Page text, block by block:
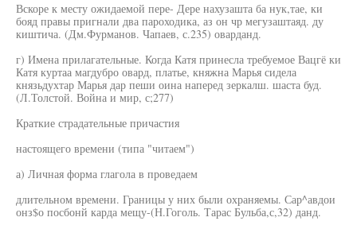
Вскоре к месту ожидаемой пере- Дере нахузашта ба нук,тае, ки
бояд правы пригнали два пароходика, аз он чр мегузаштаяд. ду
киштича. (Дм.Фурманов. Чапаев, с.235) оварданд.
г) Имена прилагательные. Когда Катя принесла требуемое Вацгё ки
Катя куртаа магдубро овард, платье, княжна Марья сидела
князьдухтар Марья дар пеши оина наперед зеркалш. шаста буд.
(Л.Толстой. Война и мир, с;277)
Краткие страдательные причастия
настоящего времени (типа "читаем")
а) Личная форма глагола в проведаем
длительном времени. Границы у них были охраняемы. Сар^авдои
онз$о посбонй карда мещу-(Н.Гоголь. Тарас Бульба,с,32) данд.